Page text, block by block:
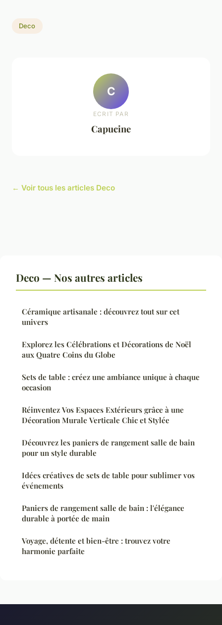
Deco
C
ECRIT PAR
Capucine
← Voir tous les articles Deco
Deco — Nos autres articles
Céramique artisanale : découvrez tout sur cet
univers
Explorez les Célébrations et Décorations de Noël
aux Quatre Coins du Globe
Sets de table : créez une ambiance unique à chaque
occasion
Réinventez Vos Espaces Extérieurs grâce à une
Décoration Murale Verticale Chic et Stylée
Découvrez les paniers de rangement salle de bain
pour un style durable
Idées créatives de sets de table pour sublimer vos
événements
Paniers de rangement salle de bain : l'élégance
durable à portée de main
Voyage, détente et bien-être : trouvez votre
harmonie parfaite